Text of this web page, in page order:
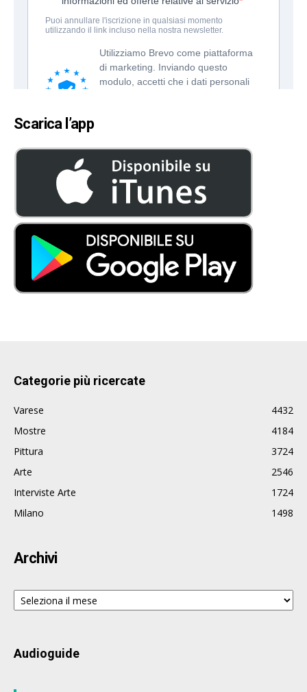
Scarica l’app
Categorie più ricercate
Varese
4432
Mostre
4184
Pittura
3724
Arte
2546
Interviste Arte
1724
Milano
1498
Archivi
Archivi
Audioguide